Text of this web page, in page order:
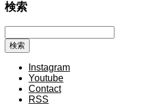
検索
Instagram
Youtube
Contact
RSS